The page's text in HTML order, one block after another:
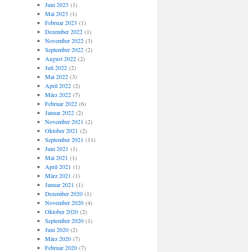
Juni 2023 (1)
Mai 2023 (1)
Februar 2023 (1)
Dezember 2022(1)
November 2022(3)
September 2022(2)
August 2022(2)
Juli 2022(2)
Mai 2022(3)
April 2022(2)
März 2022(7)
Februar 2022(6)
Januar 2022(2)
November 2021 (2)
Oktober 2021 (2)
September 2021 (11)
Juni 2021 (1)
Mai 2021 (1)
April 2021 (1)
März 2021 (1)
Januar 2021 (1)
Dezember 2020(1)
November 2020(4)
Oktober 2020(2)
September 2020(1)
Juni 2020(2)
März 2020(7)
Februar 2020(7)